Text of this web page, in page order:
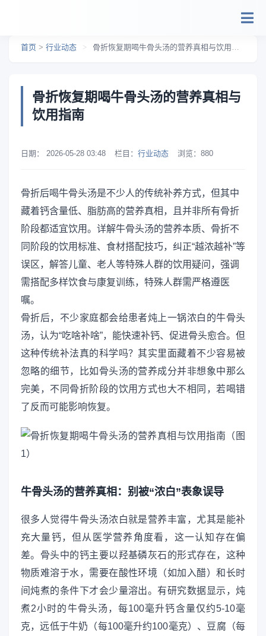
首页 > 行业动态 > 骨折恢复期喝牛骨头汤的营养真相与饮用指南
骨折恢复期喝牛骨头汤的营养真相与
饮用指南
日期： 2026-05-28 03:48 栏目： 行业动态 浏览： 880
骨折后喝牛骨头汤是不少人的传统补养方式，但其中
藏着钙含量低、脂肪高的营养真相，且并非所有骨折
阶段都适宜饮用。详解牛骨头汤的营养本质、骨折不
同阶段的饮用标准、食材搭配技巧，纠正“越浓越补”等
误区，解答儿童、老人等特殊人群的饮用疑问，强调
需搭配多样饮食与康复训练，特殊人群需严格遵医
嘱。
骨折后，不少家庭都会给患者炖上一锅浓白的牛骨头
汤，认为“吃啥补啥”，能快速补钙、促进骨头愈合。但
这种传统补法真的科学吗？其实里面藏着不少容易被
忽略的细节，比如骨头汤的营养成分并非想象中那么
完美，不同骨折阶段的饮用方式也大不相同，若喝错
了反而可能影响恢复。
牛骨头汤的营养真相：别被“浓白”表象误导
很多人觉得牛骨头汤浓白就是营养丰富，尤其是能补
充大量钙，但从医学营养角度看，这一认知存在偏
差。骨头中的钙主要以羟基磷灰石的形式存在，这种
物质难溶于水，需要在酸性环境（如加入醋）和长时
间炖煮的条件下才会少量溶出。有研究数据显示，炖
煮2小时的牛骨头汤，每100毫升钙含量仅约5-10毫
克，远低于牛奶（每100毫升约100毫克）、豆腐（每